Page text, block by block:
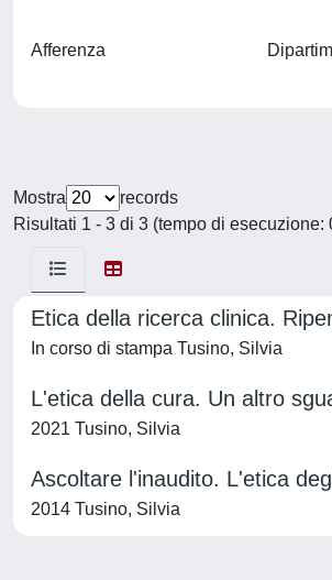
Afferenza
Mostra
records
Risultati 1 - 3 di 3 (tempo di esecuzione:
Etica della ricerca clinica.
In corso di stampa Tusino, Silvia
L'etica della cura. Un altro
2021 Tusino, Silvia
Ascoltare l'inaudito. L'etica
2014 Tusino, Silvia